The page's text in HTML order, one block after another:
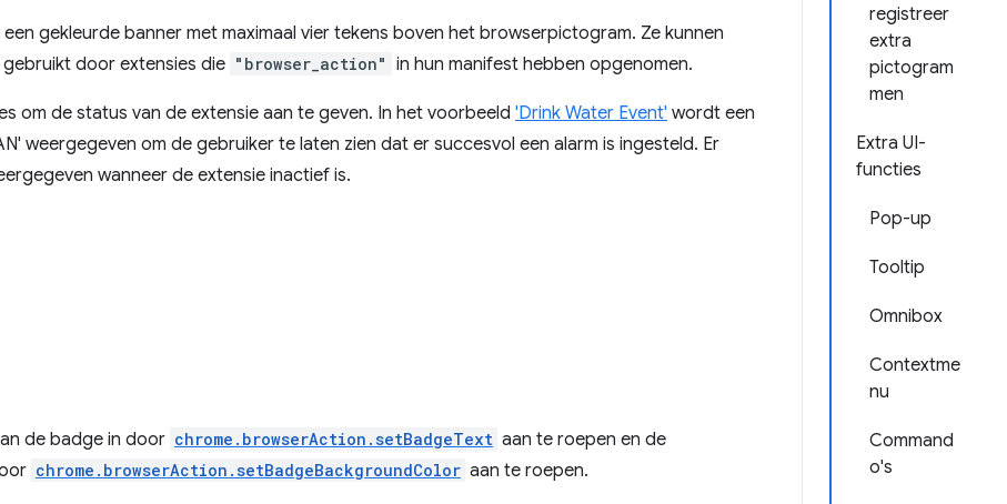
registreer
extra
pictogram
men
Extra UI-
functies
Pop-up
Tooltip
Omnibox
Contextme
nu
Command
o's
gekleurde banner met maximaal vier tekens boven het browserpictogram. Ze kunnen
door extensies die "browser_action" in hun manifest hebben opgenomen.
om de status van de extensie aan te geven. In het voorbeeld 'Drink Water Event' wordt een
weergegeven om de gebruiker te laten zien dat er succesvol een alarm is ingesteld. Er
wanneer de extensie inactief is.
de badge in door chrome.browserAction.setBadgeText aan te roepen en de
chrome.browserAction.setBadgeBackgroundColor aan te roepen.